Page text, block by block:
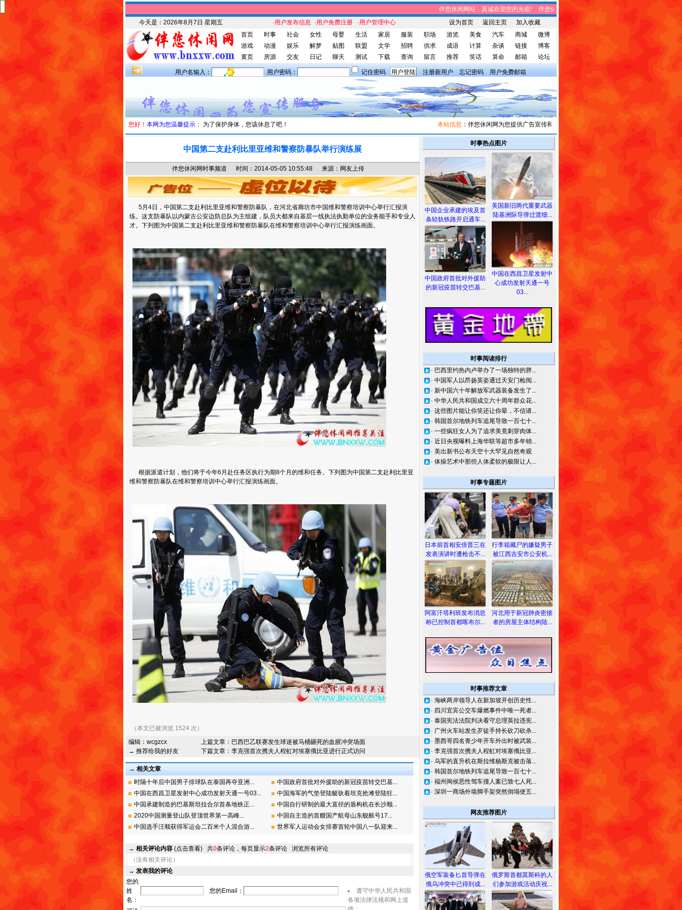
伴您休闲网站，真诚欢迎您的光临! 伴您休闲网站，将免费给您带来趣味时事、笑话集锦、
今天是： 2026年8月7日 星期五 ·用户发布信息 ·用户免费注册 ·用户管理中心 设为首页 返回主页
加入收藏
首页
时事 社会 女性 母婴 生活 家居 服装 职场 游览 美食 汽车 商城
微博
游戏
动漫 娱乐 解梦 贴图 联盟 文学 招聘 供求 成语 计算 杂谈 链接
博客
黄页
房源 交友 日记 聊天 测试 下载 查询 留言 推荐 笑话 算命 邮箱 论坛
用户名输入： 用户密码： 记住密码 注册新用户 忘记密码 用户免费邮箱
您好！ 本网为您温馨提示： 为了保护身体，您该休息了吧！ 本站信息：伴您休闲网为您提供广告宣传和信息发布，有需求者请与我们联系。
中国第二支赴利比里亚维和警察防暴队举行演练展
伴您休闲网时事频道 时间：2014-05-05 10:55:48 来源：网友上传
5月4日，中国第二支赴利比里亚维和警察防暴队，在河北省廊坊市中国维和警察培训中心举行汇报演
练。这支防暴队以内蒙古公安边防总队为主组建，队员大都来自基层一线执法执勤单位的业务能手和专业人
才。下列图为中国第二支赴利比里亚维和警察防暴队在维和警察培训中心举行汇报演练画面。
根据派遣计划，他们将于今年6月赴任务区执行为期8个月的维和任务。下列图为中国第二支赴利比里亚
维和警察防暴队在维和警察培训中心举行汇报演练画面。
（本文已被浏览 1524 次）
编辑： wcgzcx
→ 推荐给我的好友
上篇文章： 巴西巴乙联赛发生球迷被马桶砸死的血腥冲突场面
下篇文章： 李克强首次携夫人程虹对埃塞俄比亚进行正式访问
→ 相关文章
时隔十年后中国男子排球队在泰国再夺亚洲...
中国政府首批对外援助的新冠疫苗转交巴基...
中国在西昌卫星发射中心成功发射天通一号03...
中国海军的气垫登陆艇驮着坦克抢滩登陆狂...
中国承建制造的巴基斯坦拉合尔首条地铁正...
中国自行研制的最大直径的盾构机在长沙顺...
2020中国测量登山队登顶世界第一高峰...
中国自主造的首艘国产航母山东舰舷号17...
中国选手汪顺获得军运会二百米个人混合游...
世界军人运动会女排赛首轮中国八一队迎来...
→ 相关评论内容 (点击查看) 共0条评论，每页显示2条评论 浏览所有评论
（没有相关评论）
→ 发表我的评论
您的
姓
名：
您的Email：
遵守中华人民共和国
各项法律法规和网上道
时事热点图片
中国企业承建的埃及首
条轻轨铁路开启通车...
中国政府首批对外援助
的新冠疫苗转交巴基...
美国新旧两代重要武器
陆基洲际导弹过渡细...
中国在西昌卫星发射中
心成功发射天通一号
03...
时事阅读排行
· 巴西里约热内卢举办了一场独特的胖...
· 中国军人以昂扬英姿通过天安门检阅...
· 新中国六十年解放军武器装备发生了...
· 中华人民共和国成立六十周年群众花...
· 这些图片能让你笑还让你晕，不信请...
· 韩国首尔地铁列车追尾导致一百七十...
· 一些疯狂女人为了追求美竟刺穿肉体...
· 近日央视曝料上海华联等超市多年销...
· 美出新书公布天空十大罕见自然奇观
· 体操艺术中那些人体柔软的极限让人...
时事专题图片
日本前首相安倍晋三在
发表演讲时遭枪击不...
阿富汗塔利班发布消息
称已控制首都喀布尔...
行李箱藏尸的嫌疑男子
被江西吉安市公安机...
河北用于新冠肺炎密接
者的房屋主体结构陆...
时事推荐文章
· 海峡两岸领导人在新加坡开创历史性...
· 四川宜宾公交车爆燃事件中唯一死者...
· 泰国宪法法院判决看守总理英拉违宪...
· 广州火车站发生歹徒手持长砍刀砍杀...
· 墨西哥四名青少年开车外出时被武装...
· 李克强首次携夫人程虹对埃塞俄比亚...
· 乌军的直升机在斯拉维杨斯克被击落...
· 韩国首尔地铁列车追尾导致一百七十...
· 福州闽侯恶性驾车撞人案已致七人死...
· 深圳一商场外墙脚手架突然倒塌使五...
网友推荐图片
俄空军装备匕首导弹在
俄乌冲突中已得到成...
俄罗斯首都莫斯科的人
们参加游戏活动庆祝...